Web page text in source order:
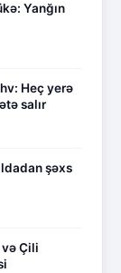
Yanğın
Heç yerə
salır
şəxs
və Çili